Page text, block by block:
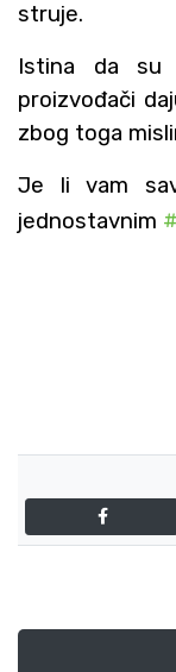
struje.
Istina da su
proizvođači
zbog toga
Je li vam
jednostavnim